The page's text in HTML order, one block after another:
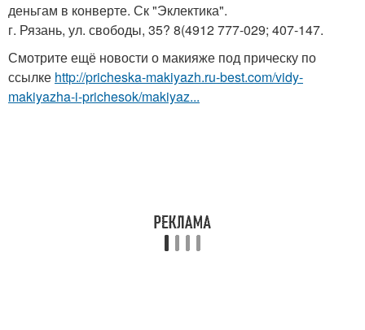
деньгам в конверте. Ск "Эклектика".
г. Рязань, ул. свободы, 35? 8(4912 777-029; 407-147.
Смотрите ещё новости о макияже под прическу по
ссылке http://pricheska-makiyazh.ru-best.com/vidy-
makiyazha-i-prichesok/makiyaz...